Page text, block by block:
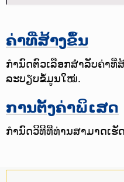
ຄ່າທີ່ສ້າງຂຶ້ນ
ກຳນົດຕົວເລືອກສຳລັບຄ່າທີ່
ລະບຽບຂໍ້ມູນໃໝ່.
ການຕັ້ງຄ່າພິເສດ
ກຳນົດວິທີທີ່ທ່ານສາມາດເ